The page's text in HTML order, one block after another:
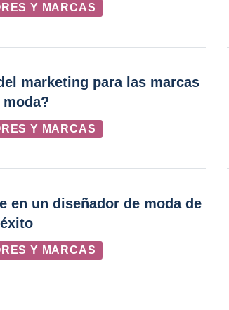
Y MARCAS
marketing para las marcas
moda?
Y MARCAS
en un diseñador de moda de
éxito
Y MARCAS